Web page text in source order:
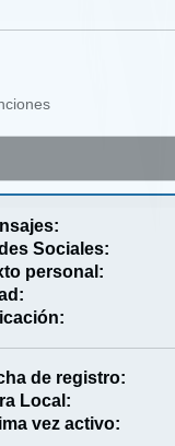
Sociales:
personal:
de registro:
Local:
vez activo: